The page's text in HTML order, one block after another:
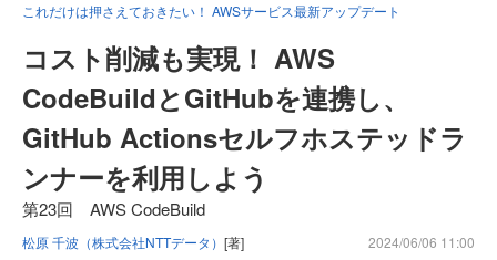
これだけは押さえておきたい！ AWSサービス最新アップデート
コスト削減も実現！ AWS
CodeBuildとGitHubを連携し、
GitHub Actionsセルフホステッドラ
ンナーを利用しよう
第23回 AWS CodeBuild
松原 千波（株式会社NTTデータ） [著] 2024/06/06 11:00